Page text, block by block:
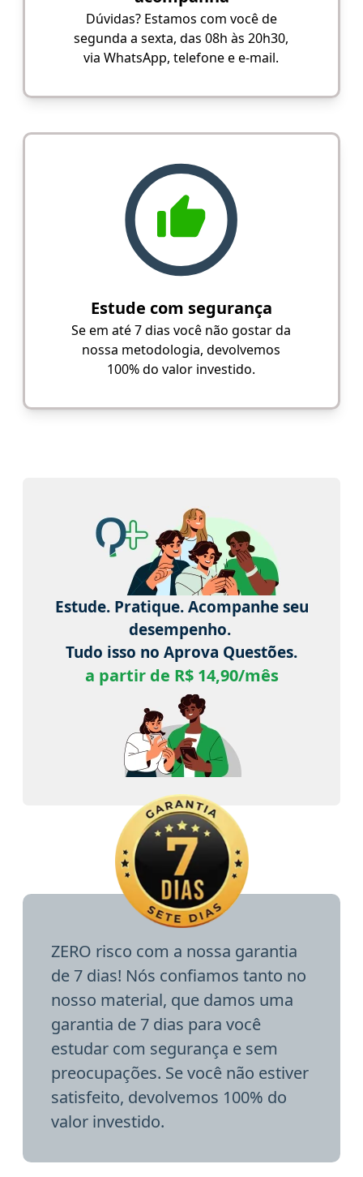
Dúvidas? Estamos com você de
segunda a sexta, das 08h às 20h30,
via WhatsApp, telefone e e-mail.
Estude com segurança
Se em até 7 dias você não gostar da
nossa metodologia, devolvemos
100% do valor investido.
Estude. Pratique. Acompanhe seu
desempenho.
Tudo isso no Aprova Questões.
a partir de R$ 14,90/mês
ZERO risco com a nossa garantia
de 7 dias! Nós confiamos tanto no
nosso material, que damos uma
garantia de 7 dias para você
estudar com segurança e sem
preocupações. Se você não estiver
satisfeito, devolvemos 100% do
valor investido.